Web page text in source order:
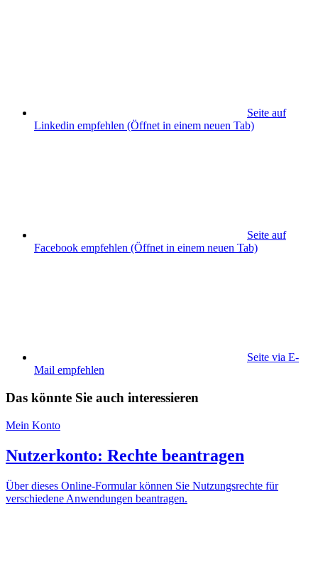
Seite auf
Linkedin empfehlen (Öffnet in einem neuen Tab)
Seite auf
Facebook empfehlen (Öffnet in einem neuen Tab)
Seite via E-
Mail empfehlen
Das könnte Sie auch interessieren
Mein Konto
Nutzerkonto: Rechte beantragen
Über dieses Online-Formular können Sie Nutzungsrechte für
verschiedene Anwendungen beantragen.